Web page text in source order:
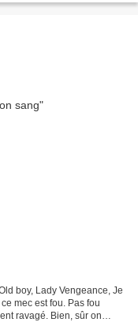
boy, Lady Vengeance, Je
mec est fou. Pas fou
ravagé. Bien, sûr on